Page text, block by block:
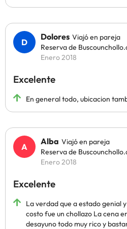
Dolores Viajó en pareja
Reserva de
Enero 2018
Excelente
En general todo, ubicacion
Alba Viajó en pareja
Reserva de
Enero 2018
Excelente
La verdad que a estado genial
costo fue un chollazo La cena
desayuno todo muy rico y